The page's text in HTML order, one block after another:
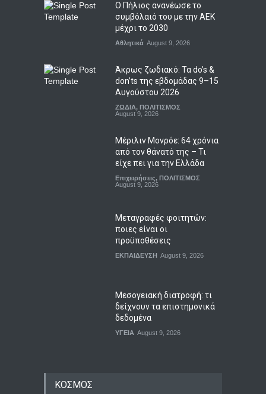
Ο Πήλιος ανανέωσε το
συμβόλαιό του με την ΑΕΚ
μέχρι το 2030
Αθλητικά August 9, 2026
Άκρως ζωδιακό: Τα do’s &
don’ts της εβδομάδας 9–15
Αυγούστου 2026
ΖΩΔΙΑ, ΠΟΛΙΤΙΣΜΟΣ
August 9, 2026
Μέριλιν Μονρόε: 64 χρόνια
από τον θάνατό της – Τι
είχε πει για την Ελλάδα
Επιχειρήσεις, ΠΟΛΙΤΙΣΜΟΣ
August 9, 2026
Μεταγραφές φοιτητών:
ποιες είναι οι
προϋποθέσεις
ΕΚΠΑΙΔΕΥΣΗ August 9, 2026
Μεσογειακή διατροφή: τι
δείχνουν τα επιστημονικά
δεδομένα
ΥΓΕΙΑ August 9, 2026
ΚΟΣΜΟΣ